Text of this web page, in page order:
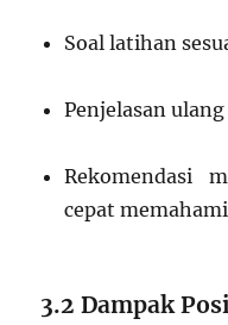
Soal latihan
Penjelasan
Rekomendasi
cepat memahami
3.2 Dampak